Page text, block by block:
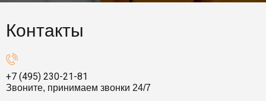
Контакты
+7 (495) 230-21-81
Звоните, принимаем звонки 24/7